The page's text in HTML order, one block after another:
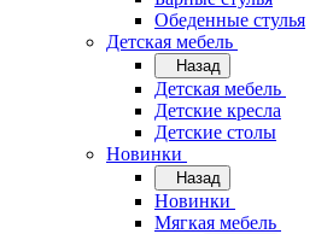
Обеденные стулья
Детская мебель
Назад
Детская мебель
Детские кресла
Детские столы
Новинки
Назад
Новинки
Мягкая мебель